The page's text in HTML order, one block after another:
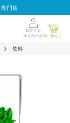
門店
ログイン
マイページ買い物かご
飲料